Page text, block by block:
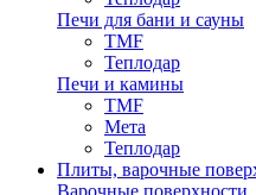
Печи для бани и сауны
TMF
Теплодар
Печи и камины
TMF
Мета
Теплодар
Плиты, варочные
Варочные поверхности